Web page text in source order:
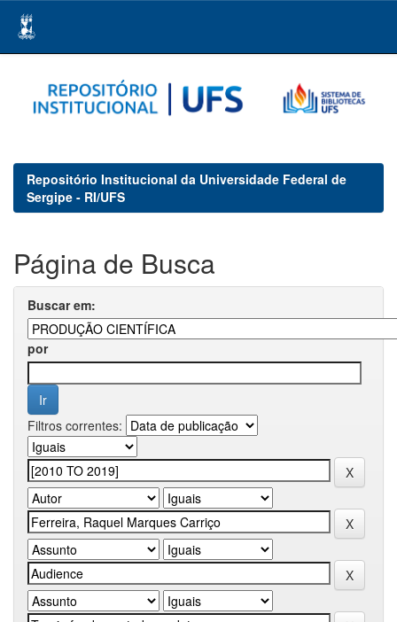
navigation
Repositório Institucional da Universidade Federal de
Sergipe - RI/UFS
Página de Busca
Buscar em:
por
Filtros correntes: